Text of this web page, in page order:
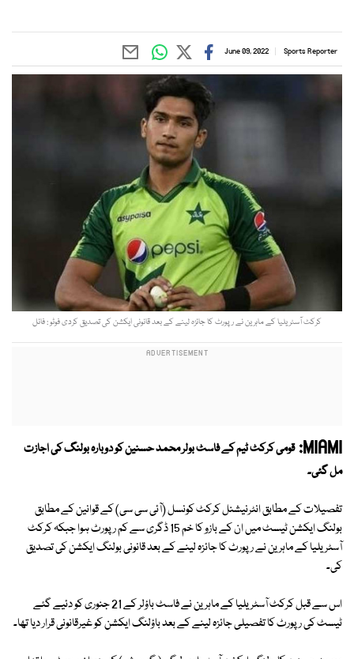
Sports Reporter
June 09, 2022
کرکٹ آسٹریلیا کے ماہرین نے رپورٹ کا جائزہ لینے کے بعد قانونی ایکشن کی تصدیق کردی فوٹو : فائل
MIAMI: قومی کرکٹ ٹیم کے فاسٹ بولر محمد حسنین کو دوبارہ بولنگ کی اجازت
مل گئی۔
تفصیلات کے مطابق انٹرنیشنل کرکٹ کونسل (آئی سی سی) کے قوانین کے مطابق
بولنگ ایکشن ٹیسٹ میں ان کے بازو کا خم 15 ڈگری سے کم رپورٹ ہوا جبکہ کرکٹ
آسٹریلیا کے ماہرین نے رپورٹ کا جائزہ لینے کے بعد قانونی بولنگ ایکشن کی تصدیق
کی۔
اس سے قبل کرکٹ آسٹریلیا کے ماہرین نے فاسٹ باؤلر کے 21 جنوری کو دئیے گئے
ٹیسٹ کی رپورٹ کا تفصیلی جائزہ لینے کے بعد باؤلنگ ایکشن کو غیرقانونی قرار دیا تھا۔